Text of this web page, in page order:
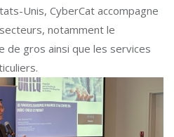
Unis, CyberCat accompagne
notamment le
de gros ainsi que les services